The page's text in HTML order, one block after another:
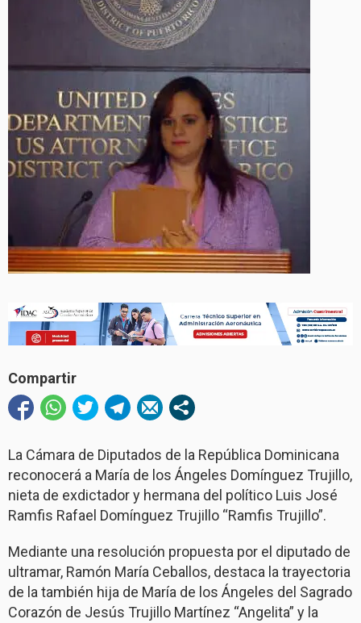
Compartir
La Cámara de Diputados de la República Dominicana
reconocerá a María de los Ángeles Domínguez Trujillo,
nieta de exdictador y hermana del político Luis José
Ramfis Rafael Domínguez Trujillo “Ramfis Trujillo”.
Mediante una resolución propuesta por el diputado de
ultramar, Ramón María Ceballos, destaca la trayectoria
de la también hija de María de los Ángeles del Sagrado
Corazón de Jesús Trujillo Martínez “Angelita” y la